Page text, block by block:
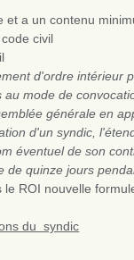
et a un contenu
civil
d'ordre intérieur
au mode de
générale en
d'un syndic,
éventuel de son
de quinze jours
le ROI nouvelle
du syndic